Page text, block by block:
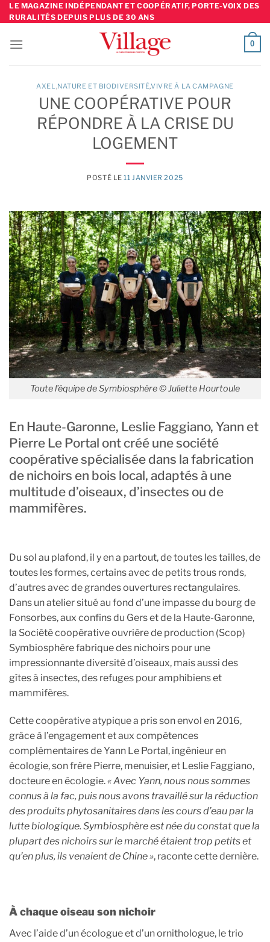
Skip
to
LE MAGAZINE INDÉPENDANT ET COOPÉRATIF, PORTE-VOIX DES
RURALITÉS DEPUIS PLUS DE 30 ANS
0
AXEL,NATURE ET BIODIVERSITÉ,VIVRE À LA CAMPAGNE
UNE COOPÉRATIVE POUR
RÉPONDRE À LA CRISE DU
LOGEMENT
POSTÉ LE11 JANVIER 2025
Toute l’équipe de Symbiosphère © Juliette Hourtoule
En Haute-Garonne, Leslie Faggiano, Yann et
Pierre Le Portal ont créé une société
coopérative spécialisée dans la fabrication
de nichoirs en bois local, adaptés à une
multitude d’oiseaux, d’insectes ou de
mammifères.
Du sol au plafond, il y en a partout, de toutes les tailles, de
toutes les formes, certains avec de petits trous ronds,
d’autres avec de grandes ouvertures rectangulaires.
Dans un atelier situé au fond d’une impasse du bourg de
Fonsorbes, aux confins du Gers et de la Haute-Garonne,
la Société coopérative ouvrière de production (Scop)
Symbiosphère fabrique des nichoirs pour une
impressionnante diversité d’oiseaux, mais aussi des
gîtes à insectes, des refuges pour amphibiens et
mammifères.
Cette coopérative atypique a pris son envol en 2016,
grâce à l’engagement et aux compétences
complémentaires de Yann Le Portal, ingénieur en
écologie, son frère Pierre, menuisier, et Leslie Faggiano,
docteure en écologie.« Avec Yann, nous nous sommes
connus à la fac, puis nous avons travaillé sur la réduction
des produits phytosanitaires dans les cours d’eau par la
lutte biologique. Symbiosphère est née du constat que la
plupart des nichoirs sur le marché étaient trop petits et
qu’en plus, ils venaient de Chine », raconte cette dernière.
À chaque oiseau son nichoir
Avec l’aide d’un écologue et d’un ornithologue, le trio